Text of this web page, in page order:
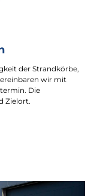
der Strandkörbe,
wir mit
Die
Zielort.